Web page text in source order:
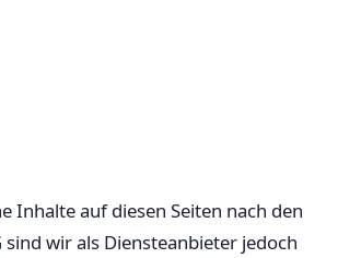
Inhalte auf diesen Seiten nach den
wir als Diensteanbieter jedoch